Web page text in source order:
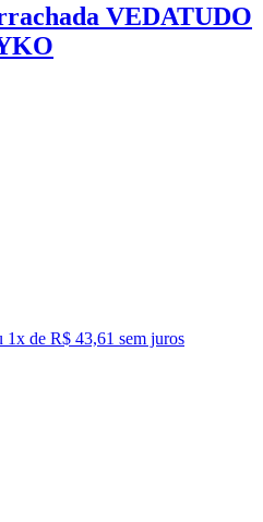
VEDATUDO
1x de R$ 43,61 sem juros